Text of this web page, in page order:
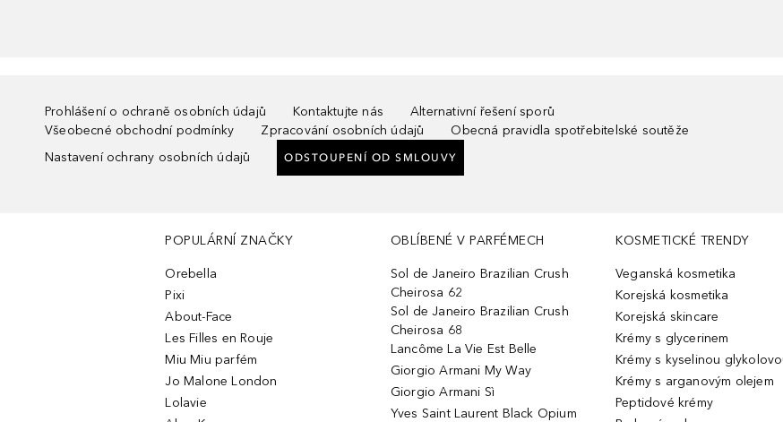
Prohlášení o ochraně osobních údajů Kontaktujte nás
Alternativní řešení sporů
Všeobecné obchodní podmínky
Zpracování osobních údajů
Obecná pravidla spotřebitelské soutěže
Nastavení ochrany osobních údajů
ODSTOUPENÍ OD SMLOUVY
POPULÁRNÍ ZNAČKY
Orebella
Pixi
About-Face
Les Filles en Rouje
Miu Miu parfém
Jo Malone London
Lolavie
OBLÍBENÉ V PARFÉMECH
Sol de Janeiro Brazilian Crush
Cheirosa 62
Sol de Janeiro Brazilian Crush
Cheirosa 68
Lancôme La Vie Est Belle
Giorgio Armani My Way
Giorgio Armani Sì
Yves Saint Laurent Black Opium
KOSMETICKÉ TRENDY
Veganská kosmetika
Korejská kosmetika
Korejská skincare
Krémy s glycerinem
Krémy s kyselinou
Krémy s arganovým olejem
Peptidové krémy